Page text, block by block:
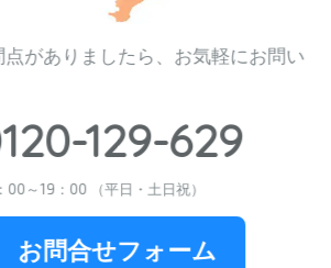
点がありましたら、お気軽にお問い
129-629
00～19：00 （平日・土日祝）
お問合せフォーム